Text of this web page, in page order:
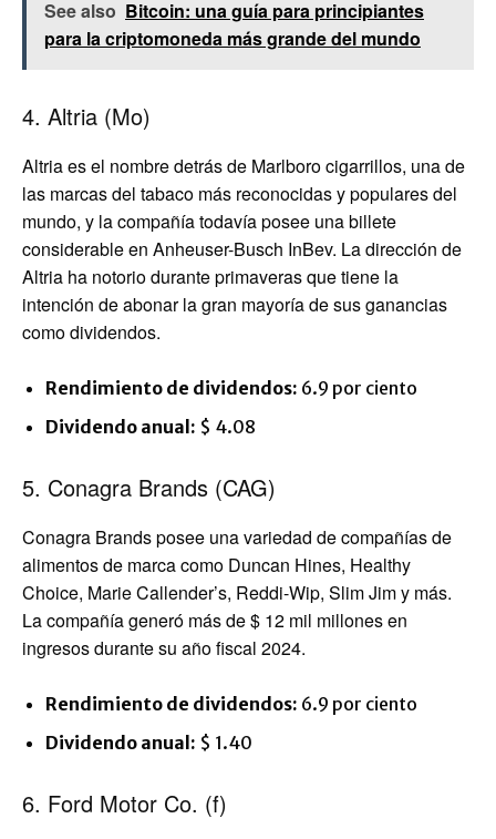
See also Bitcoin: una guía para principiantes
para la criptomoneda más grande del mundo
4. Altria (Mo)
Altria es el nombre detrás de Marlboro cigarrillos, una de
las marcas del tabaco más reconocidas y populares del
mundo, y la compañía todavía posee una billete
considerable en Anheuser-Busch InBev. La dirección de
Altria ha notorio durante primaveras que tiene la
intención de abonar la gran mayoría de sus ganancias
como dividendos.
Rendimiento de dividendos: 6.9 por ciento
Dividendo anual: $ 4.08
5. Conagra Brands (CAG)
Conagra Brands posee una variedad de compañías de
alimentos de marca como Duncan Hines, Healthy
Choice, Marie Callender’s, Reddi-Wip, Slim Jim y más.
La compañía generó más de $ 12 mil millones en
ingresos durante su año fiscal 2024.
Rendimiento de dividendos: 6.9 por ciento
Dividendo anual: $ 1.40
6. Ford Motor Co. (f)